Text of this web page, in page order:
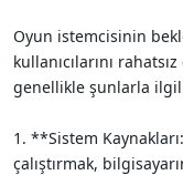
Oyun istemcisinin
kullanıcılarını
genellikle şunlarla
1. **Sistem
çalıştırmak,